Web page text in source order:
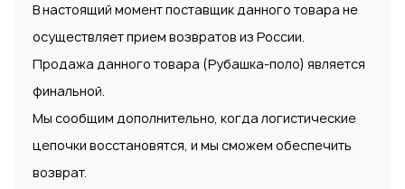
В настоящий момент поставщик данного товара не
осуществляет прием возвратов из России.
Продажа данного товара (Рубашка-поло) является
финальной.
Мы сообщим дополнительно, когда логистические
цепочки восстановятся, и мы сможем обеспечить
возврат.